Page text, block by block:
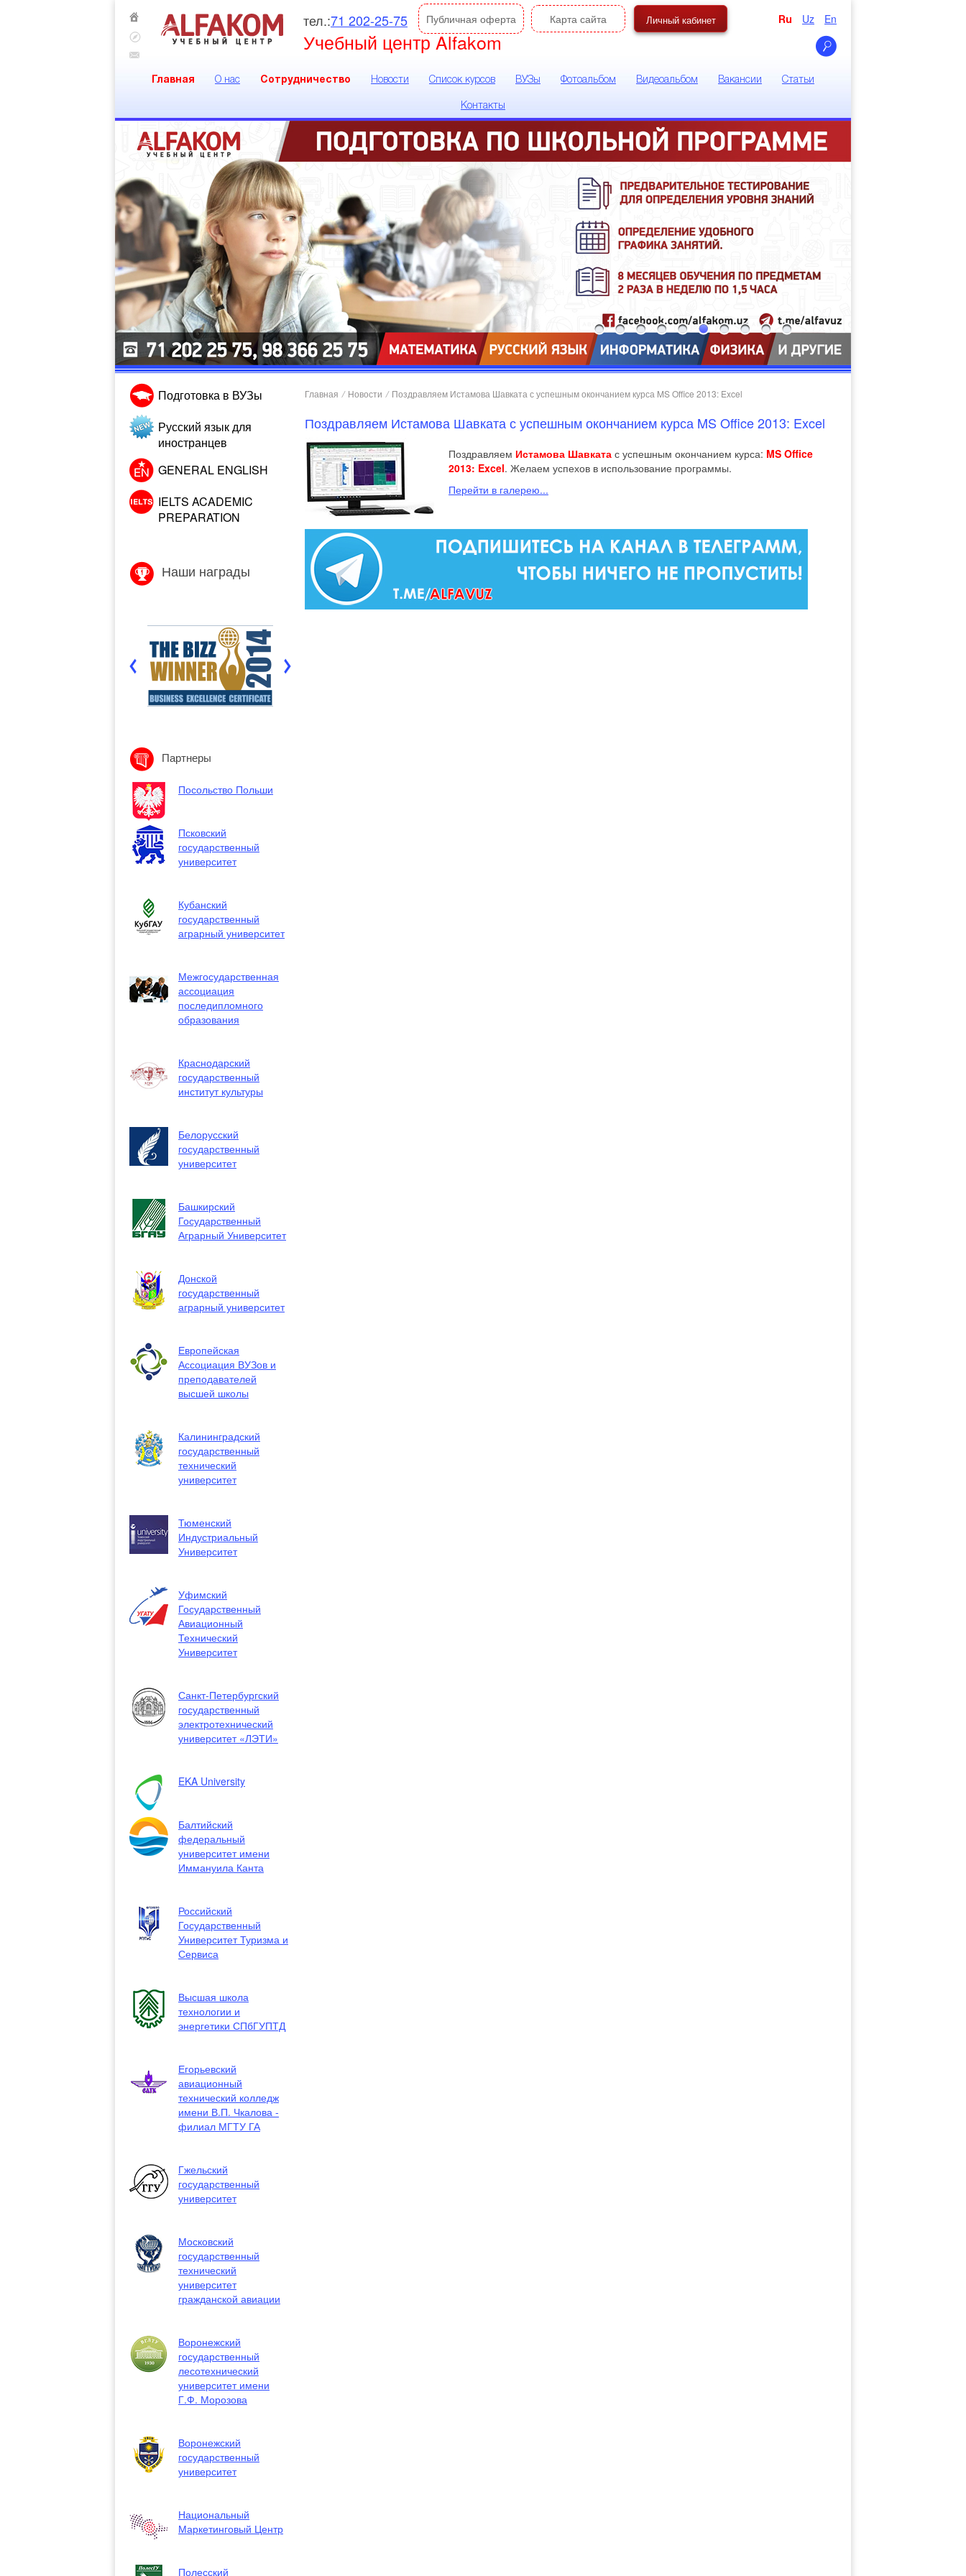
тел.:71 202-25-75 Публичная оферта
Учебный центр Alfakom
Карта сайта Личный кабинет Ru Uz En
Главная О нас Сотрудничество Новости Список курсов ВУЗы Фотоальбом Видеоальбом Вакансии Статьи
Контакты
Подготовка в ВУЗы
Русский язык для
иностранцев
GENERAL ENGLISH
IELTS ACADEMIC
PREPARATION
Наши награды
Партнеры
Посольство Польши
Псковский
государственный
университет
Кубанский
государственный
аграрный университет
Межгосударственная
ассоциация
последипломного
образования
Краснодарский
государственный
институт культуры
Белорусский
государственный
университет
Башкирский
Государственный
Аграрный Университет
Донской
государственный
аграрный университет
Европейская
Ассоциация ВУЗов и
преподавателей
высшей школы
Калининградский
государственный
технический
университет
Тюменский
Индустриальный
Университет
Уфимский
Государственный
Авиационный
Технический
Университет
Санкт-Петербургский
государственный
электротехнический
университет «ЛЭТИ»
EKA University
Балтийский
федеральный
университет имени
Иммануила Канта
Российский
Государственный
Университет Туризма и
Сервиса
Высшая школа
технологии и
энергетики СПбГУПТД
Егорьевский
авиационный
технический колледж
имени В.П. Чкалова -
филиал МГТУ ГА
Гжельский
государственный
университет
Московский
государственный
технический
университет
гражданской авиации
Воронежский
государственный
лесотехнический
университет имени
Г.Ф. Морозова
Воронежский
государственный
университет
Национальный
Маркетинговый Центр
Полесский
Главная / Новости / Поздравляем Истамова Шавката с успешным окончанием курса MS Office 2013: Excel
Поздравляем Истамова Шавката с успешным окончанием курса MS Office 2013: Excel
Поздравляем Истамова Шавката с успешным окончанием курса: MS Office
2013: Excel. Желаем успехов в использование программы.
Перейти в галерею...